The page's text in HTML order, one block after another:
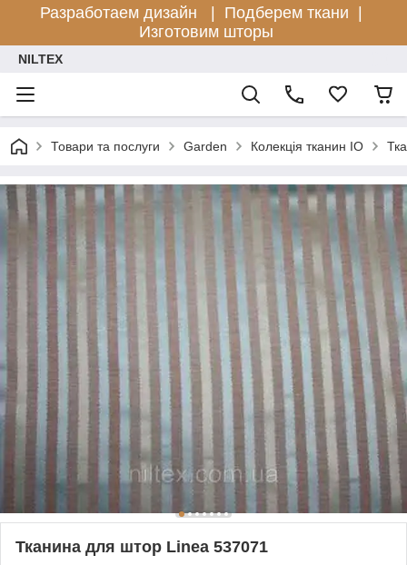
Разработаем дизайн |
Подберем ткани |
Изготовим шторы
NILTEX
Товари та послуги Garden Колекція тканин IO
Тканина для штор Linea 537071